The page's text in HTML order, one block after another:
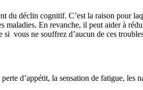
du déclin cognitif. C’est la raison pour
En revanche, il peut aider à
vous ne souffrez d’aucun de ces
d’appétit, la sensation de fatigue, les